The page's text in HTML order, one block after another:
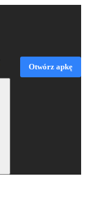
Otwórz apkę